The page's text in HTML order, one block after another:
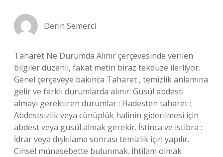
Derin Semerci
Taharet Ne Durumda Alınır çerçevesinde verilen
bilgiler düzenli, fakat metin biraz tekdüze ilerliyor.
Genel çerçeveye bakınca Taharet , temizlik anlamına
gelir ve farklı durumlarda alınır: Gusül abdesti
almayı gerektiren durumlar : Hadesten taharet :
Abdestsizlik veya cünüplük halinin giderilmesi için
abdest veya gusül almak gerekir. İstinca ve istibra :
İdrar veya dışkılama sonrası temizlik için yapılır.
Cinsel münasebette bulunmak. İhtilam olmak